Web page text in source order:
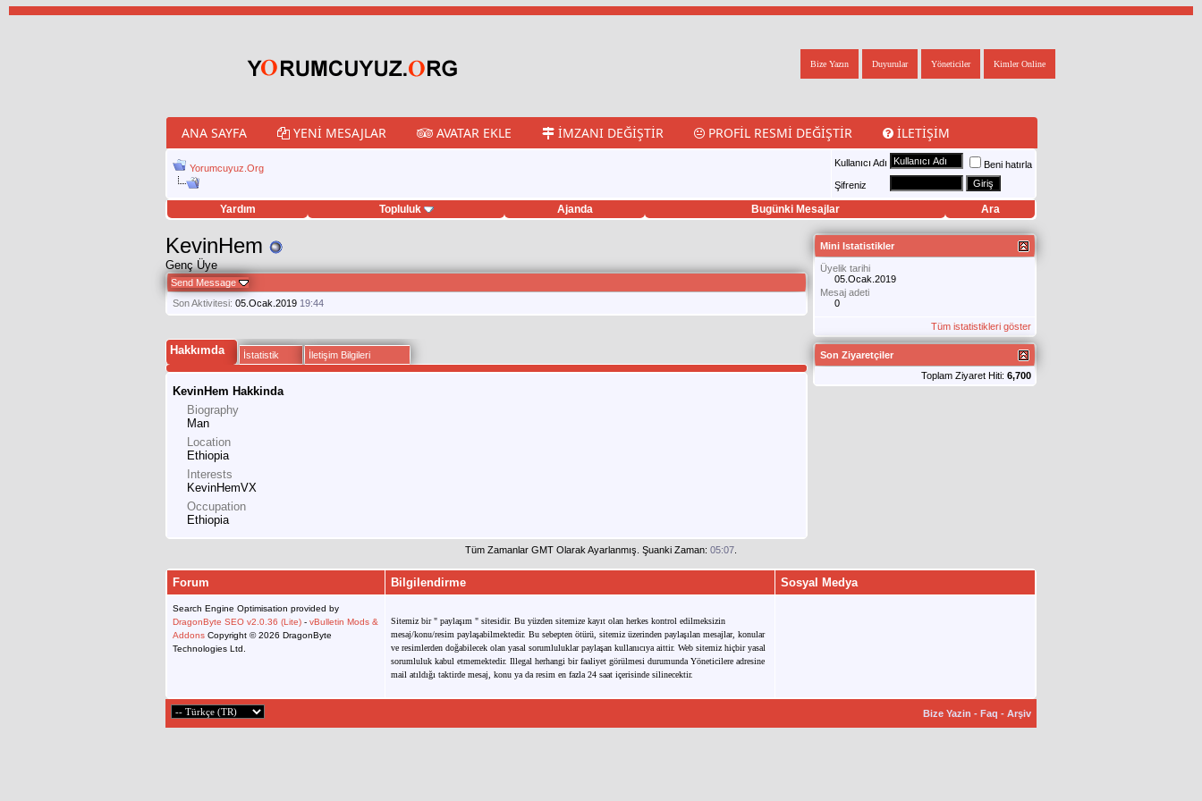
Kimler Online
Yöneticiler
Duyurular
Bize Yazın
ANA SAYFA YENI MESAJLAR AVATAR EKLE İMZANI DEĞIŞTIR PROFIL RESMI DEĞIŞTIR İLETIŞIM
Yorumcuyuz.Org Kullanıcı Adı
Beni hatırla
Şifreniz
Yardım Topluluk Ajanda Bugünki Mesajlar Ara
twitter retweet hilesiKevinHem
Genç Üye
Send Message
Son Aktivitesi: 05.Ocak.2019 19:44
Hakkımda İstatistik İletişim Bilgileri
KevinHem Hakkinda
Biography
Man
Location
Ethiopia
Interests
KevinHemVX
Occupation
Ethiopia
Mini Istatistikler
Üyelik tarihi
05.Ocak.2019
Mesaj adeti
0
Tüm istatistikleri göster
Son Ziyaretçiler
Toplam Ziyaret Hiti: 6,700
Tüm Zamanlar GMT Olarak Ayarlanmış. Şuanki Zaman: 05:07
Forum Bilgilendirme Sosyal Medya
Search Engine Optimisation provided by
DragonByte SEO v2.0.36 (Lite) - vBulletin Mods &
Addons Copyright © 2026 DragonByte
Technologies Ltd.
Sitemiz bir " paylaşım " sitesidir. Bu yüzden sitemize kayıt olan herkes kontrol edilmeksizin
mesaj/konu/resim paylaşabilmektedir. Bu sebepten ötürü, sitemiz üzerinden paylaşılan mesajlar, konular
ve resimlerden doğabilecek olan yasal sorumluluklar paylaşan kullanıcıya aittir. Web sitemiz hiçbir yasal
sorumluluk kabul etmemektedir. Illegal herhangi bir faaliyet görülmesi durumunda Yöneticilere adresine
mail atıldığı taktirde mesaj, konu ya da resim en fazla 24 saat içerisinde silinecektir.
Bize Yazin - Faq - Arşiv